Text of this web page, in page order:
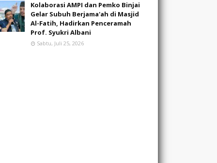
Kolaborasi AMPI dan Pemko Binjai
Gelar Subuh Berjama'ah di Masjid
Al-Fatih, Hadirkan Penceramah
Prof. Syukri Albani
Sabtu, Juli 25, 2026